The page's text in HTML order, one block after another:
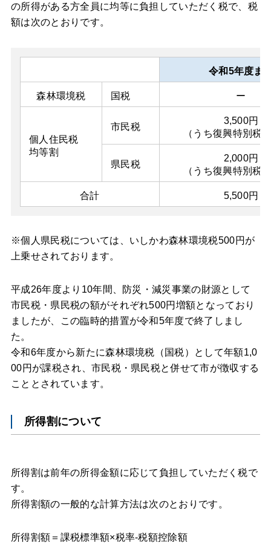
の所得がある方全員に均等に負担していただく税で、税
額は次のとおりです。
令和5年度ま
森林環境税 国税 ー
個人住民税
均等割
市民税
3,500円
（うち復興特別税
県民税
2,000円
（うち復興特別税
合計 5,500円
※個人県民税については、いしかわ森林環境税500円が
上乗せされております。
平成26年度より10年間、防災・減災事業の財源として
市民税・県民税の額がそれぞれ500円増額となっており
ましたが、この臨時的措置が令和5年度で終了しまし
た。
令和6年度から新たに森林環境税（国税）として年額1,0
00円が課税され、市民税・県民税と併せて市が徴収する
こととされています。
所得割について
所得割は前年の所得金額に応じて負担していただく税で
す。
所得割額の一般的な計算方法は次のとおりです。
所得割額＝課税標準額×税率-税額控除額